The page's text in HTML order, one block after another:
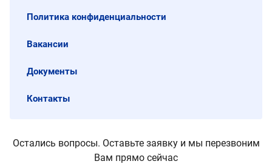
Политика конфиденциальности
Вакансии
Документы
Контакты
Остались вопросы. Оставьте заявку и мы перезвоним
Вам прямо сейчас